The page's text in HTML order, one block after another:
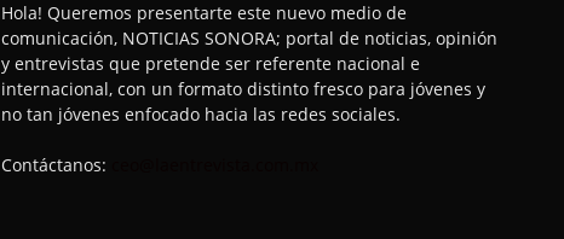
Hola! Queremos presentarte este nuevo medio de
comunicación, NOTICIAS SONORA; portal de noticias, opinión
y entrevistas que pretende ser referente nacional e
internacional, con un formato distinto fresco para jóvenes y
no tan jóvenes enfocado hacia las redes sociales.
Contáctanos: